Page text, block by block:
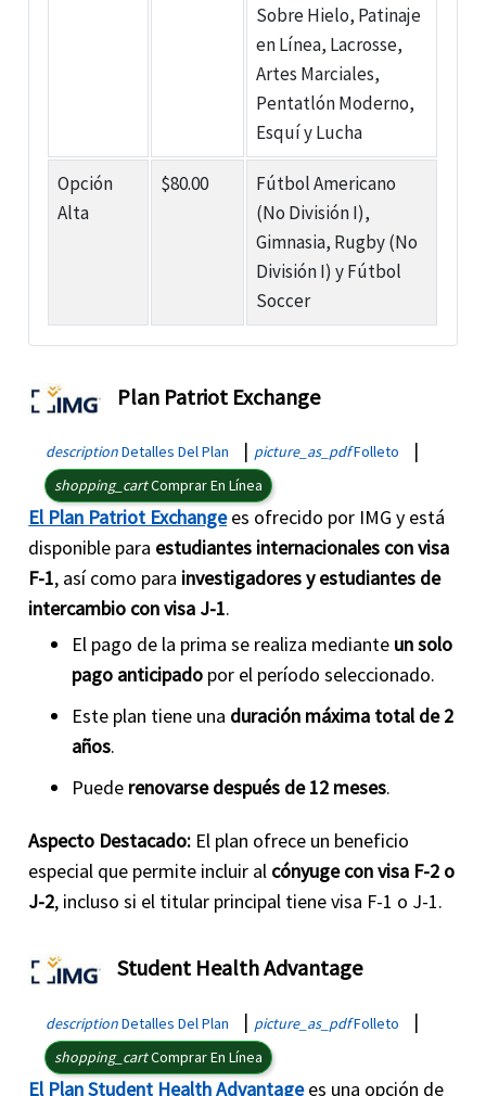
Sobre Hielo, Patinaje
en Línea, Lacrosse,
Artes Marciales,
Pentatlón Moderno,
Esquí y Lucha
Opción
Alta
$80.00
Fútbol Americano
(No División I),
Gimnasia, Rugby (No
División I) y Fútbol
Soccer
Plan Patriot Exchange
descriptionDetalles Del Plan | picture_as_pdfFolleto |
shopping_cartComprar En Línea
El Plan Patriot Exchange es ofrecido por IMG y está
disponible para estudiantes internacionales con visa
F-1, así como para investigadores y estudiantes de
intercambio con visa J-1.
El pago de la prima se realiza mediante un solo
pago anticipado por el período seleccionado.
Este plan tiene una duración máxima total de 2
años.
Puede renovarse después de 12 meses.
Aspecto Destacado: El plan ofrece un beneficio
especial que permite incluir al cónyuge con visa F-2 o
J-2, incluso si el titular principal tiene visa F-1 o J-1.
Student Health Advantage
descriptionDetalles Del Plan | picture_as_pdfFolleto |
shopping_cartComprar En Línea
El Plan Student Health Advantage es una opción de